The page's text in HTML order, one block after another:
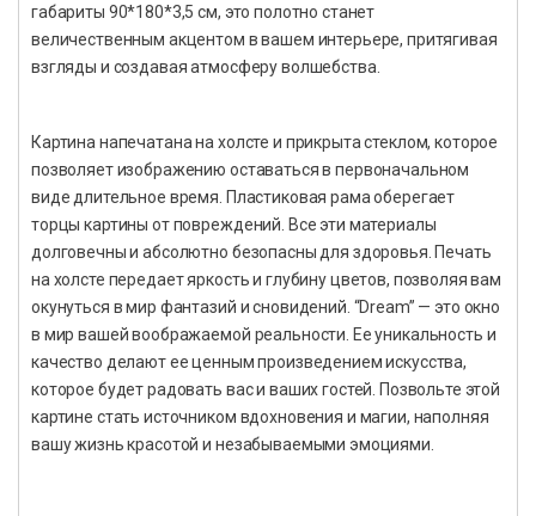
габариты 90*180*3,5 см, это полотно станет
величественным акцентом в вашем интерьере, притягивая
взгляды и создавая атмосферу волшебства.
Картина напечатана на холсте и прикрыта стеклом, которое
позволяет изображению оставаться в первоначальном
виде длительное время. Пластиковая рама оберегает
торцы картины от повреждений. Все эти материалы
долговечны и абсолютно безопасны для здоровья. Печать
на холсте передает яркость и глубину цветов, позволяя вам
окунуться в мир фантазий и сновидений. “Dream” — это окно
в мир вашей воображаемой реальности. Ее уникальность и
качество делают ее ценным произведением искусства,
которое будет радовать вас и ваших гостей. Позвольте этой
картине стать источником вдохновения и магии, наполняя
вашу жизнь красотой и незабываемыми эмоциями.